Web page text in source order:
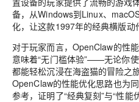
备，从Windows到Linux、
化，让这款1997年的经典横版动
对于玩家而言，OpenClaw的性
意味着“无门槛体验”——无论你使
都能轻松沉浸在海盗猫的冒险之
OpenClaw的性能优化思路也为
参考，证明了“经典复刻”与“性能